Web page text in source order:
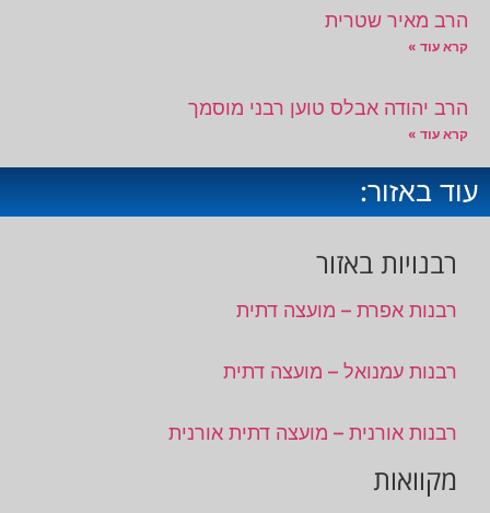
הרב מאיר שטרית
קרא עוד »
הרב יהודה אבלס טוען רבני מוסמך
קרא עוד »
עוד באזור:
רבנויות באזור
רבנות אפרת – מועצה דתית
רבנות עמנואל – מועצה דתית
רבנות אורנית – מועצה דתית אורנית
מקוואות